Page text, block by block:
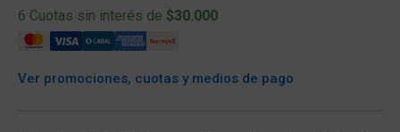
6 Cuotas sin interés de $30.000
Ver promociones, cuotas y medios de pago